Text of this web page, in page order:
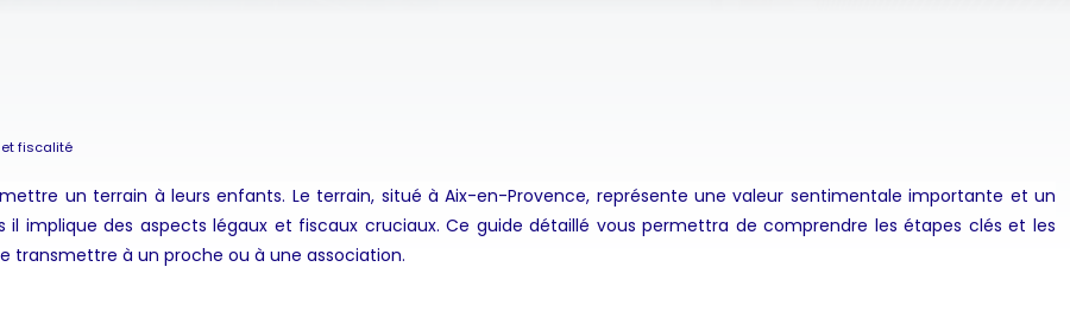
et fiscalité
un terrain à leurs enfants. Le terrain, situé à Aix-en-Provence, représente une valeur sentimentale importante et un
il implique des aspects légaux et fiscaux cruciaux. Ce guide détaillé vous permettra de comprendre les étapes clés et les
transmettre à un proche ou à une association.